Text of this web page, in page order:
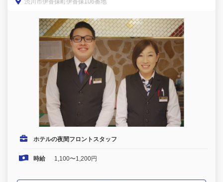
渋川市伊香保町伊香保106番地
ホテルの夜間フロントスタッフ
時給 1,100〜1,200円